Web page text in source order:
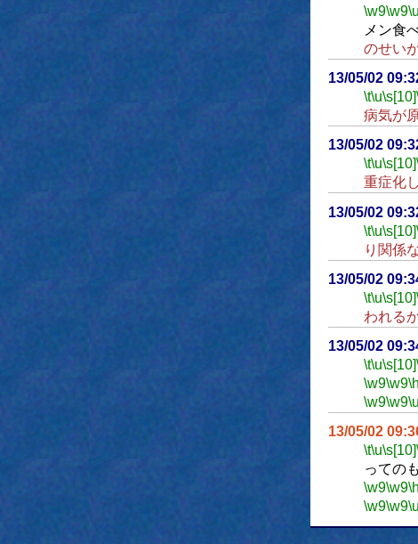
\w9\w9\u
メン食
のせい
13/05/02
\t\u\s[10]
病気が
13/05/02
\t\u\s[10]
重症化
13/05/02
\t\u\s[10]
り関係
13/05/02
\t\u\s[10]
われる
13/05/02
\t\u\s[10]
\w9\w9\h
\w9\w9\u
13/05/02
\t\u\s[10]
っての
\w9\w9\h
\w9\w9\u